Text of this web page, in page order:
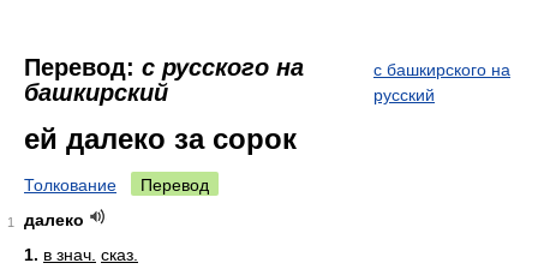
Перевод: с русского на
башкирский
с башкирского на
русский
ей далеко за сорок
Толкование Перевод
1
далеко
1. в знач. сказ.